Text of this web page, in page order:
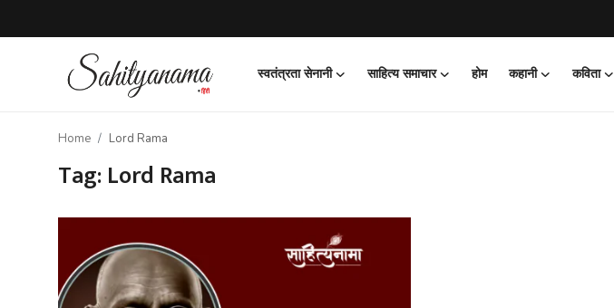
स्वतंत्रता सेनानी साहित्य समाचार होम कहानी कविता
Register
Home Lord Rama
Tag: Lord Rama